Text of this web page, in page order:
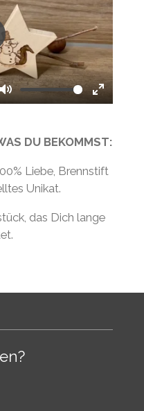
M
t
E
t
e
u
DU BEKOMMST:
Liebe, Brennstift
Unikat.
das Dich lange